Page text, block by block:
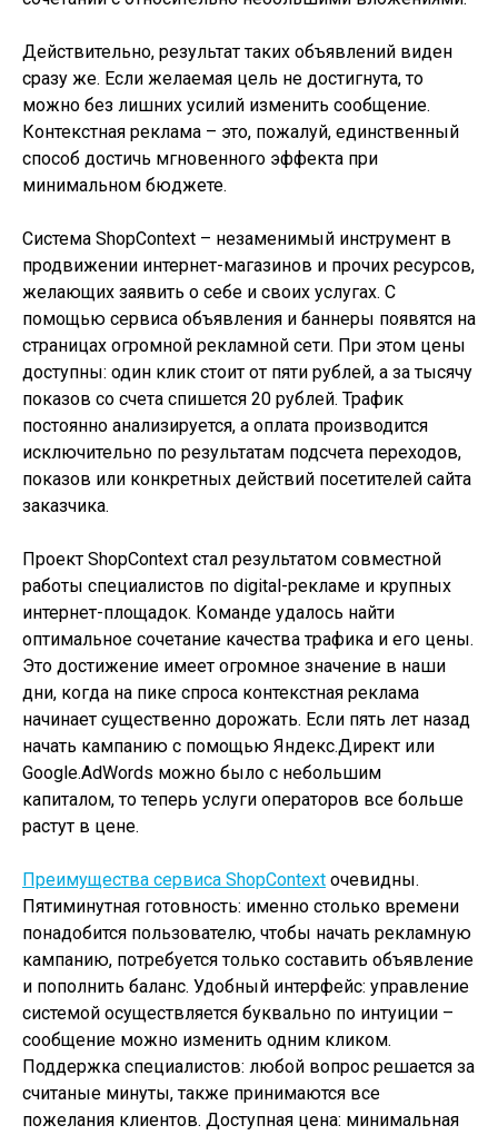
Действительно, результат таких объявлений виден
сразу же. Если желаемая цель не достигнута, то
можно без лишних усилий изменить сообщение.
Контекстная реклама – это, пожалуй, единственный
способ достичь мгновенного эффекта при
минимальном бюджете.
Система ShopContext – незаменимый инструмент в
продвижении интернет-магазинов и прочих ресурсов,
желающих заявить о себе и своих услугах. С
помощью сервиса объявления и баннеры появятся на
страницах огромной рекламной сети. При этом цены
доступны: один клик стоит от пяти рублей, а за тысячу
показов со счета спишется 20 рублей. Трафик
постоянно анализируется, а оплата производится
исключительно по результатам подсчета переходов,
показов или конкретных действий посетителей сайта
заказчика.
Проект ShopContext стал результатом совместной
работы специалистов по digital-рекламе и крупных
интернет-площадок. Команде удалось найти
оптимальное сочетание качества трафика и его цены.
Это достижение имеет огромное значение в наши
дни, когда на пике спроса контекстная реклама
начинает существенно дорожать. Если пять лет назад
начать кампанию с помощью Яндекс.Директ или
Google.AdWords можно было с небольшим
капиталом, то теперь услуги операторов все больше
растут в цене.
Преимущества сервиса ShopContext очевидны.
Пятиминутная готовность: именно столько времени
понадобится пользователю, чтобы начать рекламную
кампанию, потребуется только составить объявление
и пополнить баланс. Удобный интерфейс: управление
системой осуществляется буквально по интуиции –
сообщение можно изменить одним кликом.
Поддержка специалистов: любой вопрос решается за
считаные минуты, также принимаются все
пожелания клиентов. Доступная цена: минимальная